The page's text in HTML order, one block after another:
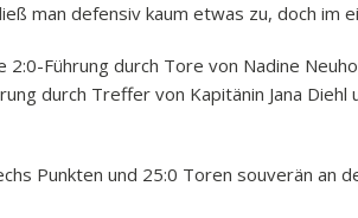
man defensiv kaum etwas zu, doch
Führung durch Tore von Nadine
durch Treffer von Kapitänin Jana
Punkten und 25:0 Toren souverän an